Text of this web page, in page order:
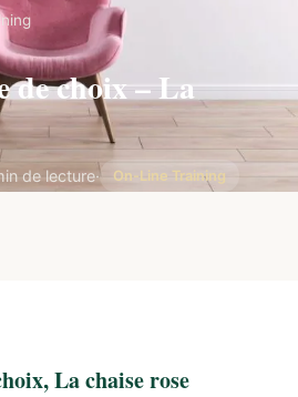
de choix – La
de lecture· On-Line Training
La chaise rose